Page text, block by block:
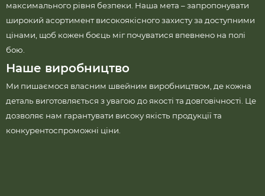
максимального рівня безпеки. Наша мета – запропонувати
широкий асортимент високоякісного захисту за доступними
цінами, щоб кожен боєць міг почуватися впевнено на полі
бою.
Наше виробництво
Ми пишаємося власним швейним виробництвом, де кожна
деталь виготовляється з увагою до якості та довговічності. Це
дозволяє нам гарантувати високу якість продукції та
конкурентоспроможні ціни.